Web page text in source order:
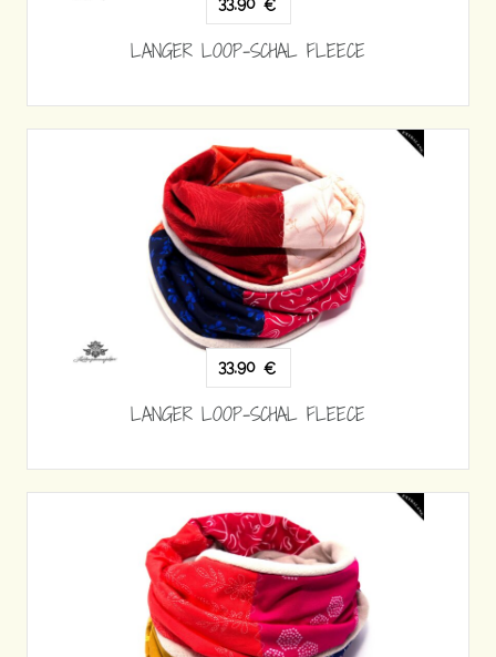
33,90 €
LANGER LOOP-SCHAL FLEECE
33,90 €
LANGER LOOP-SCHAL FLEECE